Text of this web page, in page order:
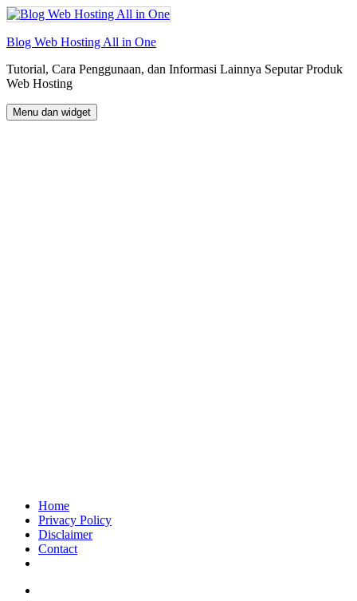
Langsung
ke
isi
Blog Web Hosting All in One
Tutorial, Cara Penggunaan, dan Informasi Lainnya Seputar Produk
Web Hosting
Menu dan widget
Home
Privacy Policy
Disclaimer
Contact